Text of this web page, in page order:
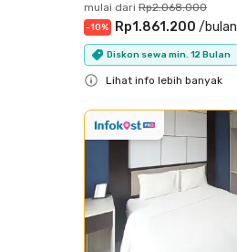
mulai dari Rp2.068.000
-10% Rp1.861.200 /bulan
Diskon sewa min. 12 Bulan
Lihat info lebih banyak